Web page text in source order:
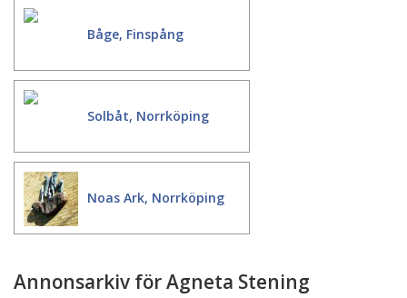
Båge, Finspång
Solbåt, Norrköping
Noas Ark, Norrköping
Annonsarkiv för Agneta Stening